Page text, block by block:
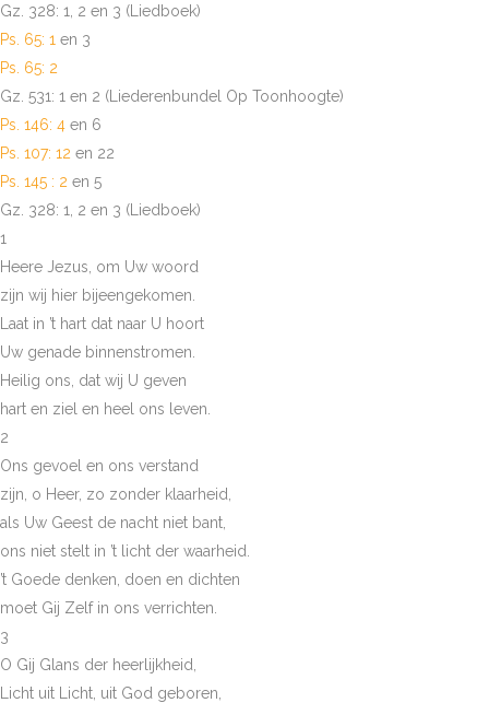
Gz. 328: 1, 2 en 3 (Liedboek)
Ps. 65: 1 en 3
Ps. 65: 2
Gz. 531: 1 en 2 (Liederenbundel Op Toonhoogte)
Ps. 146: 4 en 6
Ps. 107: 12 en 22
Ps. 145 : 2 en 5
Gz. 328: 1, 2 en 3 (Liedboek)
1
Heere Jezus, om Uw woord
zijn wij hier bijeengekomen.
Laat in ’t hart dat naar U hoort
Uw genade binnenstromen.
Heilig ons, dat wij U geven
hart en ziel en heel ons leven.
2
Ons gevoel en ons verstand
zijn, o Heer, zo zonder klaarheid,
als Uw Geest de nacht niet bant,
ons niet stelt in ’t licht der waarheid.
’t Goede denken, doen en dichten
moet Gij Zelf in ons verrichten.
3
O Gij Glans der heerlijkheid,
Licht uit Licht, uit God geboren,